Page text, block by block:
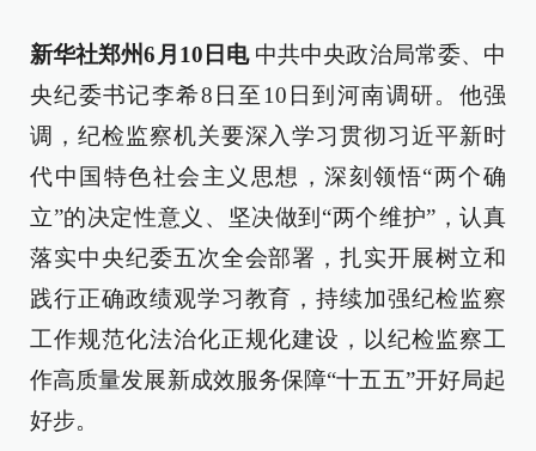
新华社郑州6月10日电 中共中央政治局常委、中
央纪委书记李希8日至10日到河南调研。他强
调，纪检监察机关要深入学习贯彻习近平新时
代中国特色社会主义思想，深刻领悟“两个确
立”的决定性意义、坚决做到“两个维护”，认真
落实中央纪委五次全会部署，扎实开展树立和
践行正确政绩观学习教育，持续加强纪检监察
工作规范化法治化正规化建设，以纪检监察工
作高质量发展新成效服务保障“十五五”开好局起
好步。